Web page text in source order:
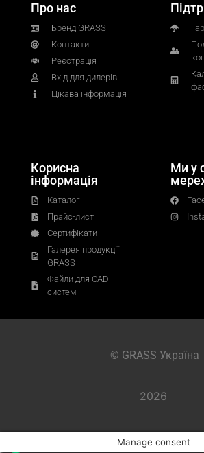
Про нас
Бренд GRASS
Контакти
Реєстрація
Вхід для дилерів
Цікава інформація
Корисна
інформація
Каталог
Прайс-лист
Сертифікати
Галерея продукції
GRASS
Файли для CAD
систем
Ми у
© GRASS Україна
2026
Manage consent